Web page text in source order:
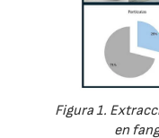
Figura 1.
en